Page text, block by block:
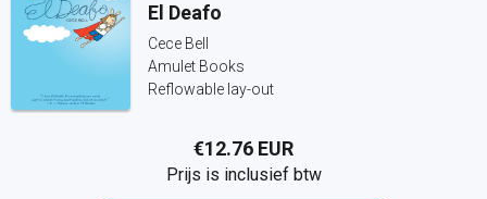
El Deafo
Cece Bell
Amulet Books
Reflowable lay-out
€12.76 EUR
Prijs is inclusief btw